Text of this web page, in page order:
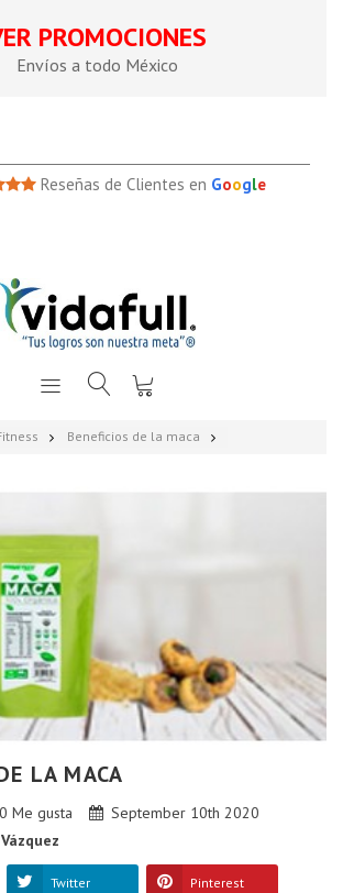
PROMOCIONES
Envíos a todo México
Reseñas de Clientes en Google
Beneficios de la maca
LA MACA
0 Me gusta
September 10th 2020
Twitter Pinterest